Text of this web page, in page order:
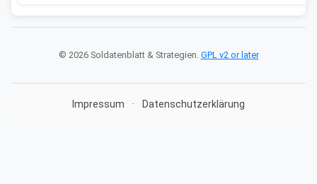
© 2026 Soldatenblatt & Strategien. GPL v2 or later
Impressum · Datenschutzerklärung